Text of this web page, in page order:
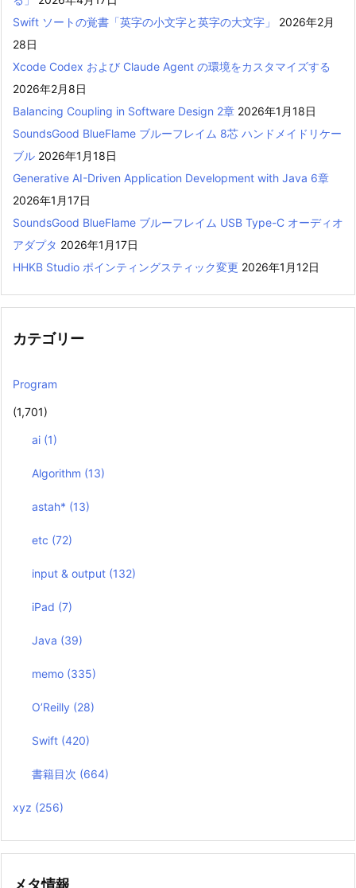
Swift ソートの覚書「英字の小文字と英字の大文字」
2026年2月
28日
Xcode Codex および Claude Agent の環境をカスタマイズする
2026年2月8日
Balancing Coupling in Software Design 2章 2026年1月18日
SoundsGood BlueFlame ブルーフレイム 8芯 ハンドメイドリケー
ブル 2026年1月18日
Generative AI-Driven Application Development with Java 6章
2026年1月17日
SoundsGood BlueFlame ブルーフレイム USB Type-C オーディオ
アダプタ 2026年1月17日
HHKB Studio ポインティングスティック変更 2026年1月12日
カテゴリー
Program
(1,701)
ai (1)
Algorithm (13)
astah* (13)
etc (72)
input & output (132)
iPad (7)
Java (39)
memo (335)
O’Reilly (28)
Swift (420)
書籍目次 (664)
xyz (256)